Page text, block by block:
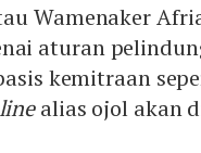
Wamenaker
aturan
kemitraan
alias ojol akan